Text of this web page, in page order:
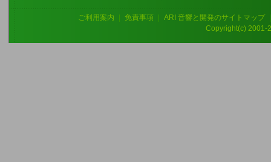
ご利用案内 免責事項 ARI 音響と開発のサイトマップ
Copyright(c) 2001-